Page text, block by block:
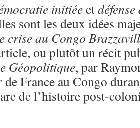
initiéeetdéfense
sont les deux idées
crise au Congo
ou plutôt un récit
Géopolitique, par
de France au Congo
de l’histoire post-